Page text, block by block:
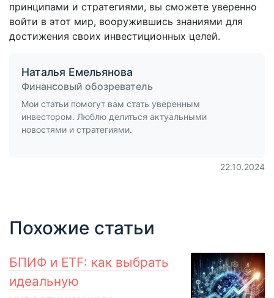
принципами и стратегиями, вы сможете уверенно
войти в этот мир, вооружившись знаниями для
достижения своих инвестиционных целей.
Наталья Емельянова
Финансовый обозреватель
Мои статьи помогут вам стать уверенным
инвестором. Люблю делиться актуальными
новостями и стратегиями.
22.10.2024
Похожие статьи
БПИФ и ETF: как выбрать
идеальную